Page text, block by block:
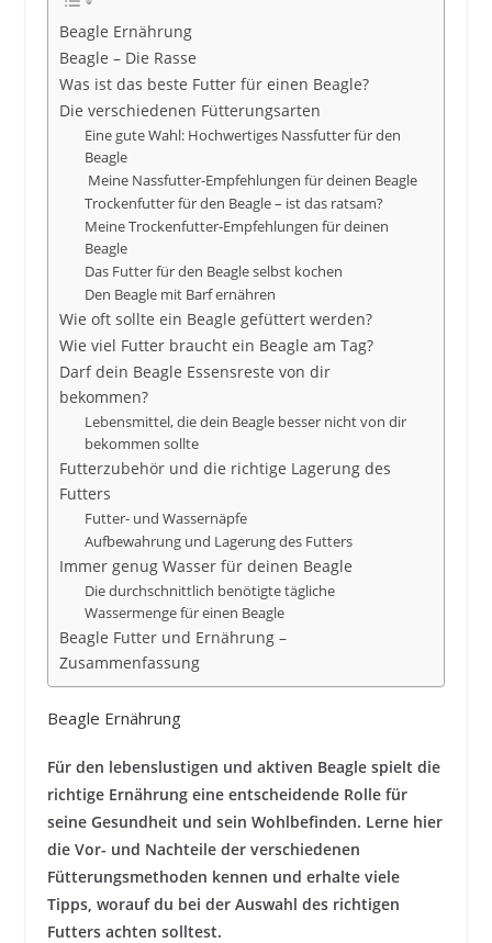
Beagle Ernährung
Beagle – Die Rasse
Was ist das beste Futter für einen Beagle?
Die verschiedenen Fütterungsarten
Eine gute Wahl: Hochwertiges Nassfutter für den
Beagle
Meine Nassfutter-Empfehlungen für deinen Beagle
Trockenfutter für den Beagle – ist das ratsam?
Meine Trockenfutter-Empfehlungen für deinen
Beagle
Das Futter für den Beagle selbst kochen
Den Beagle mit Barf ernähren
Wie oft sollte ein Beagle gefüttert werden?
Wie viel Futter braucht ein Beagle am Tag?
Darf dein Beagle Essensreste von dir
bekommen?
Lebensmittel, die dein Beagle besser nicht von dir
bekommen sollte
Futterzubehör und die richtige Lagerung des
Futters
Futter- und Wassernäpfe
Aufbewahrung und Lagerung des Futters
Immer genug Wasser für deinen Beagle
Die durchschnittlich benötigte tägliche
Wassermenge für einen Beagle
Beagle Futter und Ernährung –
Zusammenfassung
Beagle Ernährung
Für den lebenslustigen und aktiven Beagle spielt die
richtige Ernährung eine entscheidende Rolle für
seine Gesundheit und sein Wohlbefinden. Lerne hier
die Vor- und Nachteile der verschiedenen
Fütterungsmethoden kennen und erhalte viele
Tipps, worauf du bei der Auswahl des richtigen
Futters achten solltest.